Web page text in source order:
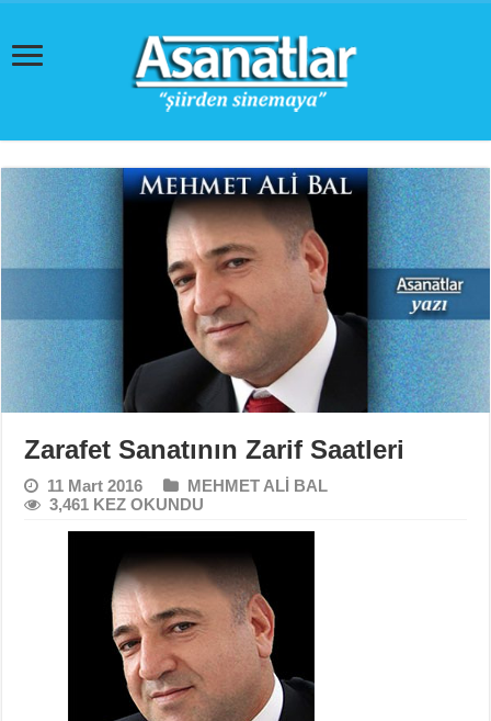
Zarafet Sanatının Zarif Saatleri
11 Mart 2016
MEHMET ALİ BAL
3,461 KEZ OKUNDU